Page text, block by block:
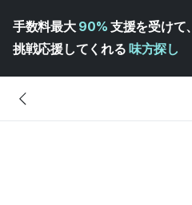
手数料最大 90% 支援を受けて、
挑戦応援してくれる 味方探し